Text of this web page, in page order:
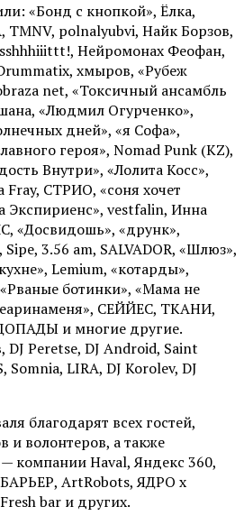
«Бонд с кнопкой», Ёлка,
TMNV, polnalyubvi, Найк Борзов,
Нейромонах Феофан,
хмыров, «Рубеж
net, «Токсичный ансамбль
«Людмил Огурченко»,
дней», «я Софа»,
героя», Nomad Punk (KZ),
Внутри», «Лолита Косс»,
Fray, СТРИО, «соня хочет
Экспириенс», vestfalin, Инна
«Досвидошь», «друнк»,
3.56 am, SALVADOR, «Шлюз»,
Lemium, «котарды»,
ботинки», «Мама не
СЕЙЙЕС, ТКАНИ,
и многие другие.
Peretse, DJ Android, Saint
Somnia, LIRA, DJ Korolev, DJ
благодарят всех гостей,
и волонтеров, а также
компании Haval, Яндекс 360,
ArtRobots, ЯДРО х
bar и других.